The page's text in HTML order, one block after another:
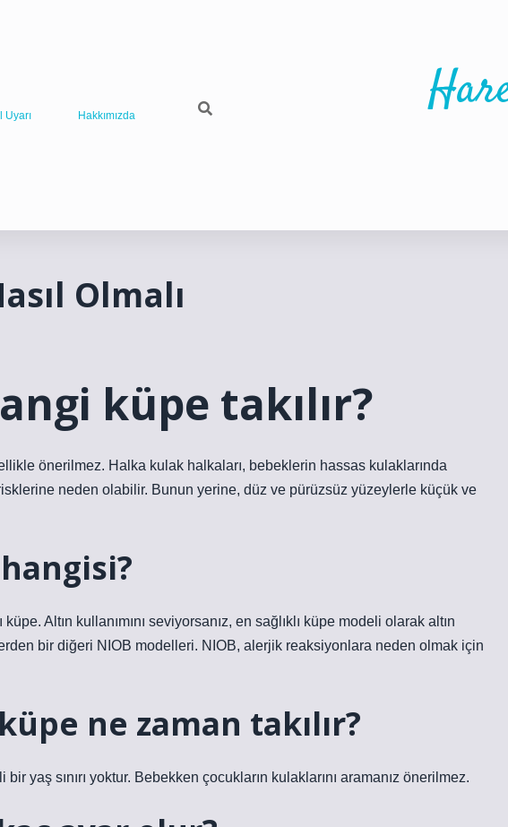
Uyarı Hakkımızda
Olmalı
küpe takılır?
önerilmez. Halka kulak halkaları, bebeklerin hassas kulaklarında
neden olabilir. Bunun yerine, düz ve pürüzsüz yüzeylerle küçük ve
Altın kullanımını seviyorsanız, en sağlıklı küpe modeli olarak altın
bir diğeri NIOB modelleri. NIOB, alerjik reaksiyonlara neden olmak için
ne zaman takılır?
yaş sınırı yoktur. Bebekken çocukların kulaklarını aramanız önerilmez.